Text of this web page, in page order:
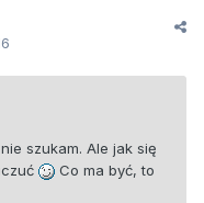
szukam. Ale jak się
Co ma być, to